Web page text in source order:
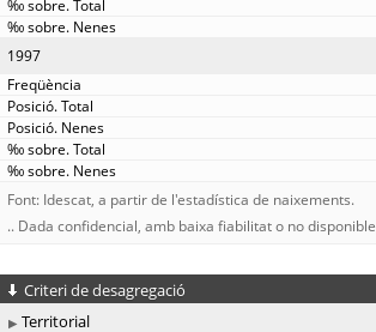
1997
Font: Idescat, a partir de l'estadística de naixements.
.. Dada confidencial, amb baixa fiabilitat o no disponible
Criteri de desagregació
Territorial